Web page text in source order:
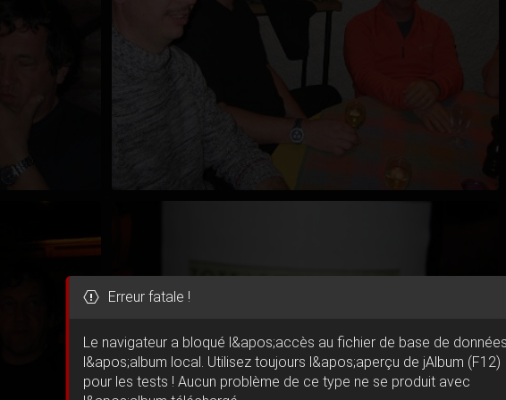
Erreur fatale !
Le navigateur a bloqué l&apos;accès au fichier de base de
l&apos;album local. Utilisez toujours l&apos;aperçu de jAlbum (F12)
pour les tests ! Aucun problème de ce type ne se produit avec